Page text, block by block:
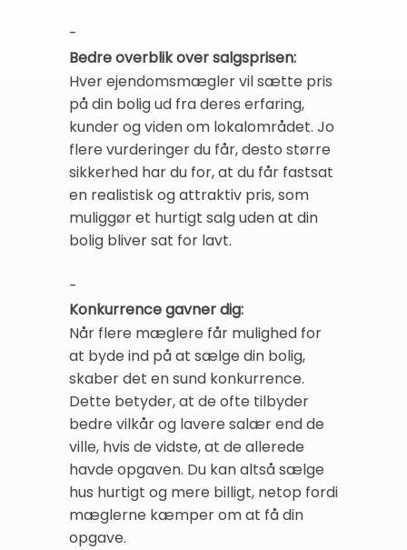
-
Bedre overblik over salgsprisen:
Hver ejendomsmægler vil sætte pris
på din bolig ud fra deres erfaring,
kunder og viden om lokalområdet. Jo
flere vurderinger du får, desto større
sikkerhed har du for, at du får fastsat
en realistisk og attraktiv pris, som
muliggør et hurtigt salg uden at din
bolig bliver sat for lavt.
-
Konkurrence gavner dig:
Når flere mæglere får mulighed for
at byde ind på at sælge din bolig,
skaber det en sund konkurrence.
Dette betyder, at de ofte tilbyder
bedre vilkår og lavere salær end de
ville, hvis de vidste, at de allerede
havde opgaven. Du kan altså sælge
hus hurtigt og mere billigt, netop fordi
mæglerne kæmper om at få din
opgave.